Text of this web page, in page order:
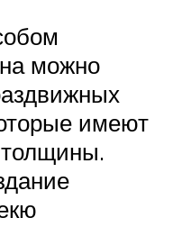
можно
имеют